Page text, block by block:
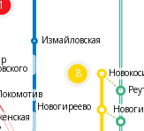
8
Измайловская
Новогиреево